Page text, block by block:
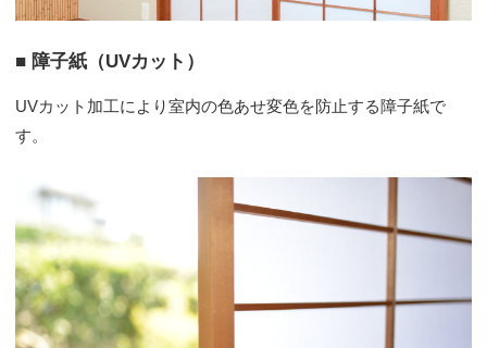
■ 障子紙（UVカット）
UVカット加工により室内の色あせ変色を防止する障子紙で
す。